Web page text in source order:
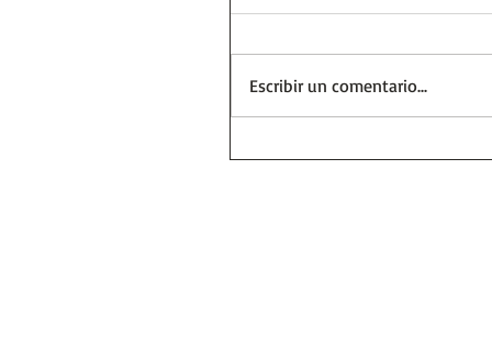
Escribir un comentario...